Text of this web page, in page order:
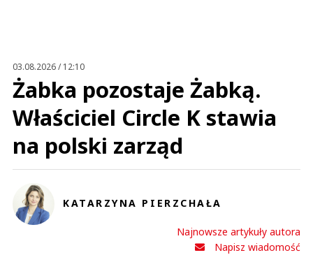
03.08.2026 / 12:10
Żabka pozostaje Żabką.
Właściciel Circle K stawia
na polski zarząd
KATARZYNA PIERZCHAŁA
Najnowsze artykuły autora
Napisz wiadomość